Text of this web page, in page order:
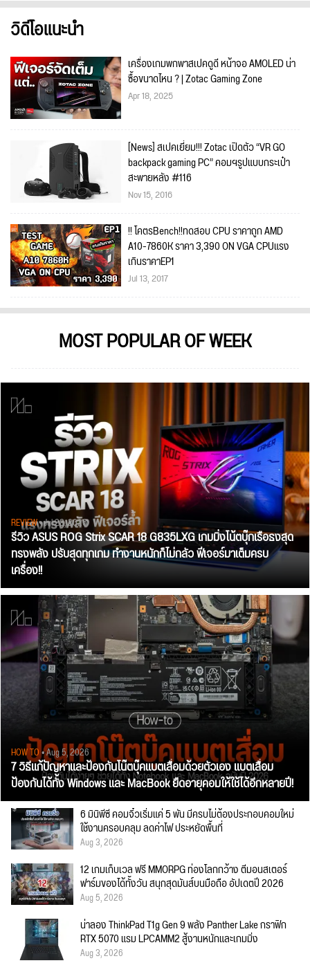
วิดีโอแนะนำ
เครื่องเกมพกพาสเปคดูดี หน้าจอ AMOLED น่า
ซื้อขนาดไหน ? | Zotac Gaming Zone
Apr 18, 2025
[News] สเปคเยี่ยม!!! Zotac เปิดตัว “VR GO
backpack gaming PC” คอมฯรูปแบบกระเป๋า
สะพายหลัง #116
Nov 15, 2016
!! โคตรBench!!ทดสอบ CPU ราคาถูก AMD
A10-7860K ราคา 3,390 ON VGA CPUแรง
เกินราคาEP1
Jul 13, 2017
MOST POPULAR OF WEEK
REVIEW• Jul 28, 2026
รีวิว ASUS ROG Strix SCAR 18 G835LXG เกมมิ่งโน้ตบุ๊กเรือธงสุด
ทรงพลัง ปรับสุดทุกเกม ทำงานหนักก็ไม่กลัว ฟีเจอร์มาเต็มครบ
เครื่อง!!
HOW TO• Aug 5, 2026
7 วิธีแก้ปัญหาและป้องกันโน๊ตบุ๊คแบตเสื่อมด้วยตัวเอง แบตเสื่อม
ป้องกันได้ทั้ง Windows และ MacBook ยืดอายุคอมให้ใช้ได้อีกหลายปี!
6 มินิพีซี คอมจิ๋วเริ่มแค่ 5 พัน มีครบไม่ต้องประกอบคอมใหม่
ใช้งานครอบคลุม ลดค่าไฟ ประหยัดพื้นที่
Aug 3, 2026
12 เกมเก็บเวล ฟรี MMORPG ท่องโลกกว้าง ตีมอนสเตอร์
ฟาร์มของได้ทั้งวัน สนุกสุดมันส์บนมือถือ อัปเดตปี 2026
Aug 5, 2026
น่าลอง ThinkPad T1g Gen 9 พลัง Panther Lake กราฟิก
RTX 5070 แรม LPCAMM2 สู้งานหนักและเกมมิ่ง
Aug 3, 2026